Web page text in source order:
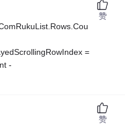
=
-
赞
赞